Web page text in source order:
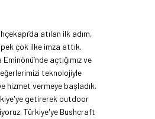
atılan ilk adım,
çok ilke imza attık.
açtığımız ve
teknolojiyle
vermeye başladık.
getirerek outdoor
Türkiye'ye Bushcraft